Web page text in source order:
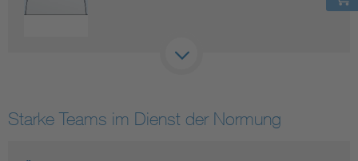
Starke Teams im Dienst der Normung